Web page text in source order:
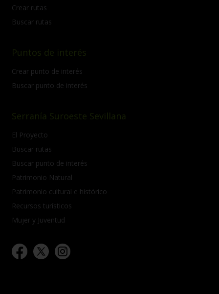
Crear rutas
Buscar rutas
Puntos de interés
Crear punto de interés
Buscar punto de interés
Serranía Suroeste Sevillana
El Proyecto
Buscar rutas
Buscar punto de interés
Patrimonio Natural
Patrimonio cultural e histórico
Recursos turísticos
Mujer y Juventud